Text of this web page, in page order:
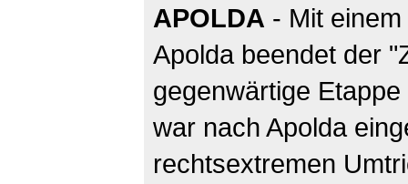
APOLDA - Mit
Apolda beendet der
gegenwärtige
war nach Apolda
rechtsextremen